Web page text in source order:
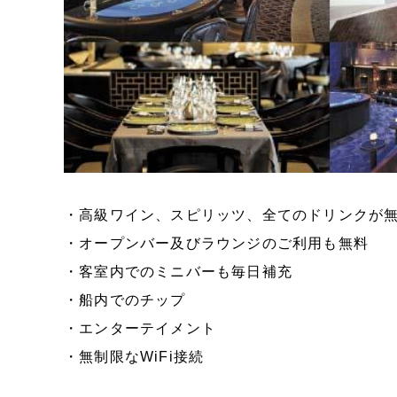
・高級ワイン、スピリッツ、全てのドリンクが
・オープンバー及びラウンジのご利用も無料
・客室内でのミニバーも毎日補充
・船内でのチップ
・エンターテイメント
・無制限なWiFi接続